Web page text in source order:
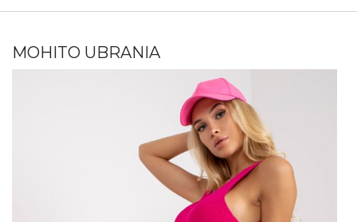
MOHITO UBRANIA